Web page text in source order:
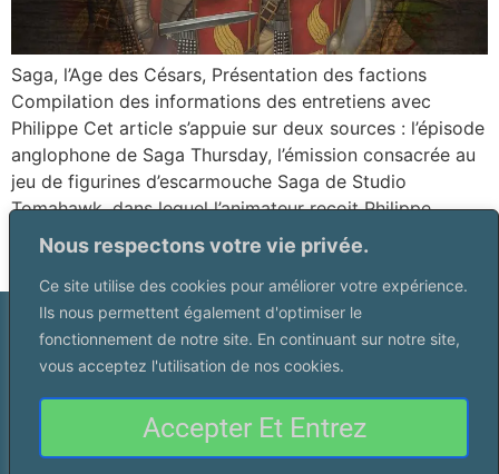
Nous respectons votre vie privée.
Ce site utilise des cookies pour améliorer votre expérience.
Ils nous permettent également d'optimiser le
fonctionnement de notre site. En continuant sur notre site,
vous acceptez l'utilisation de nos cookies.
Accepter Et Entrez
Saga, l’Age des Césars, Présentation des factions
Compilation des informations des entretiens avec
Philippe Cet article s’appuie sur deux sources : l’épisode
anglophone de Saga Thursday, l’émission consacrée au
jeu de figurines d’escarmouche Saga de Studio
Tomahawk, dans lequel l’animateur reçoit Philippe,
auteur de la trilogie Antiquité (Age d’Hannibal, Age
d’Alexandre et le tout nouvel […]
Site crée par Pyxisup.fr
Thank you for visiting. You
can now buy me a coffee!